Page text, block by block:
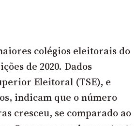
colégios eleitorais do
de 2020. Dados
Eleitoral (TSE), e
indicam que o número
cresceu, se comparado ao